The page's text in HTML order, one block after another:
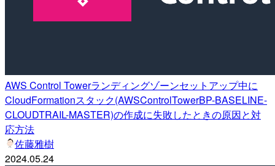
AWS Control Towerランディングゾーンセットアップ中に
CloudFormationスタック(AWSControlTowerBP-BASELINE-
CLOUDTRAIL-MASTER)の作成に失敗したときの原因と対
応方法
佐藤雅樹
2024.05.24